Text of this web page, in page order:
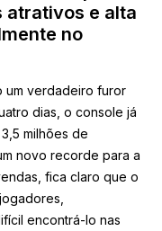
atrativos e alta
no
um verdadeiro furor
dias, o console já
milhões de
novo recorde para a
fica claro que o
encontrá-lo nas